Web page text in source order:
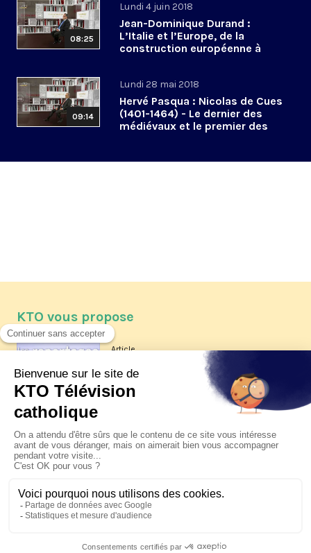
08:25
Lundi 4 juin 2018
Jean-Dominique Durand :
L’Italie et l’Europe, de la
construction européenne à
09:14
Lundi 28 mai 2018
Hervé Pasqua : Nicolas de Cues
(1401-1464) - Le dernier des
médiévaux et le premier des
KTO vous propose
Article
Les reportages d'été 2026 de KTO
La visite pastorale du pape Léon
XIV à Assise à suivre sur KTO le
jeudi 6 août
Le pape en Uruguay, Argentine et
Pérou du 6 au 17 novembre 2026